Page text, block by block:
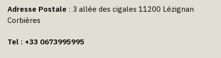
Adresse Postale : 3 allée des cigales 11200 Lézignan
Corbières
Tel : +33 0673995995